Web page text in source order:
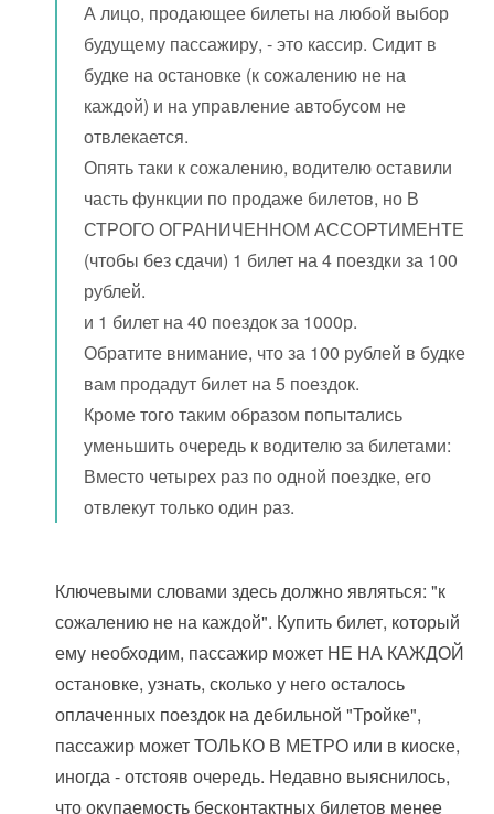
А лицо, продающее билеты на любой выбор
будущему пассажиру, - это кассир. Сидит в
будке на остановке (к сожалению не на
каждой) и на управление автобусом не
отвлекается.
Опять таки к сожалению, водителю оставили
часть функции по продаже билетов, но В
СТРОГО ОГРАНИЧЕННОМ АССОРТИМЕНТЕ
(чтобы без сдачи) 1 билет на 4 поездки за 100
рублей.
и 1 билет на 40 поездок за 1000р.
Обратите внимание, что за 100 рублей в будке
вам продадут билет на 5 поездок.
Кроме того таким образом попытались
уменьшить очередь к водителю за билетами:
Вместо четырех раз по одной поездке, его
отвлекут только один раз.
Ключевыми словами здесь должно являться: "к
сожалению не на каждой". Купить билет, который
ему необходим, пассажир может НЕ НА КАЖДОЙ
остановке, узнать, сколько у него осталось
оплаченных поездок на дебильной "Тройке",
пассажир может ТОЛЬКО В МЕТРО или в киоске,
иногда - отстояв очередь. Недавно выяснилось,
что окупаемость бесконтактных билетов менее